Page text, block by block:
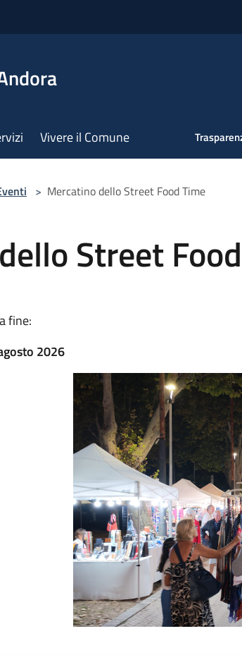
Vivere il Comune
> Mercatino dello Street Food Time
Street
fine:
2026